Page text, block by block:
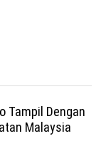
Tampil Dengan
Malaysia